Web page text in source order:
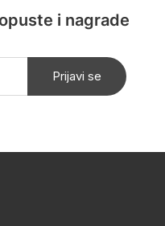
i nagrade
Prijavi se